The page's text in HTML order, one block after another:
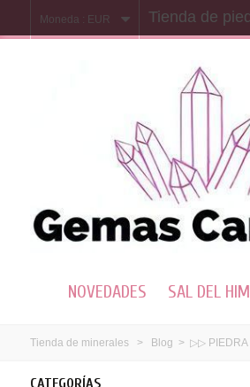
Moneda : EUR Tienda de
NOVEDADES SAL DEL
Tienda de minerales > Blog > ▷▷ PIEDRA